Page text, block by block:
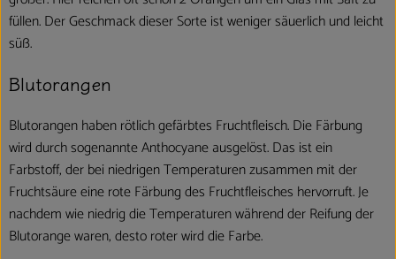
füllen. Der Geschmack dieser Sorte ist weniger säuerlich und leicht
süß.
Blutorangen
Blutorangen haben rötlich gefärbtes Fruchtfleisch. Die Färbung
wird durch sogenannte Anthocyane ausgelöst. Das ist ein
Farbstoff, der bei niedrigen Temperaturen zusammen mit der
Fruchtsäure eine rote Färbung des Fruchtfleisches hervorruft. Je
nachdem wie niedrig die Temperaturen während der Reifung der
Blutorange waren, desto roter wird die Farbe.